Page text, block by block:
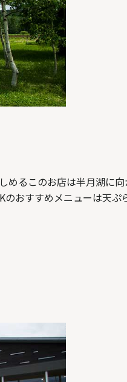
めるこのお店は半月湖に
おすすめメニューは天ぷ